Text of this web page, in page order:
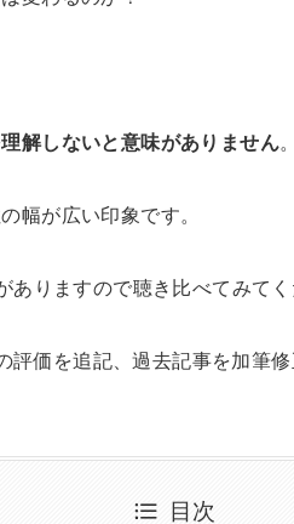
解しないと意味がありません。
幅が広い印象です。
りますので聴き比べてみてく
価を追記、過去記事を加筆修
目次